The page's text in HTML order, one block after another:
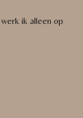
ik alleen op